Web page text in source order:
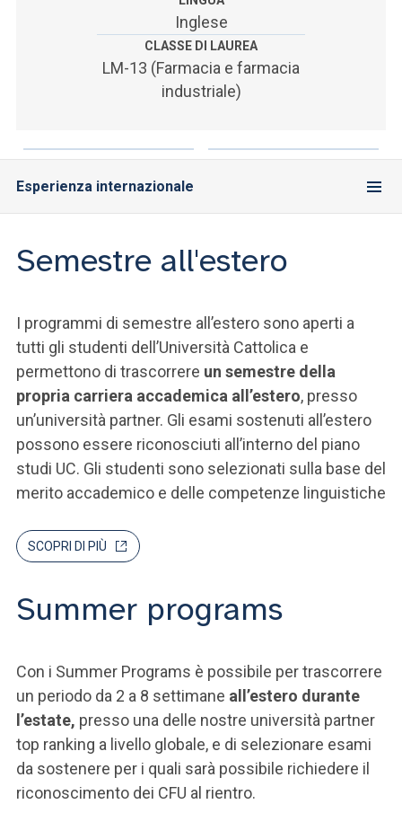
SEI UN DOCENTE O UN MEMBRO DELLO STAFF
ACCEDI A CLOUDMAIL
Inglese
CLASSE DI LAUREA
LM-13 (Farmacia e farmacia
industriale)
Esperienza internazionale
Semestre all'estero
I programmi di semestre all’estero sono aperti a
tutti gli studenti dell’Università Cattolica e
permettono di trascorrere un semestre della
propria carriera accademica all’estero, presso
un’università partner. Gli esami sostenuti all’estero
possono essere riconosciuti all’interno del piano
studi UC. Gli studenti sono selezionati sulla base del
merito accademico e delle competenze linguistiche
SCOPRI DI PIÙ
Summer programs
Con i Summer Programs è possibile per trascorrere
un periodo da 2 a 8 settimane all’estero durante
l’estate, presso una delle nostre università partner
top ranking a livello globale, e di selezionare esami
da sostenere per i quali sarà possibile richiedere il
riconoscimento dei CFU al rientro.